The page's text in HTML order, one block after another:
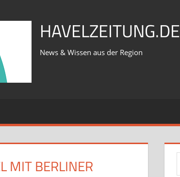
HAVELZEITUNG.DE
News & Wissen aus der Region
MIT BERLINER